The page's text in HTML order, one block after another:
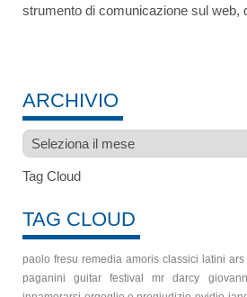
strumento di comunicazione sul web,
ARCHIVIO
Archivio
Tag Cloud
TAG CLOUD
paolo fresu remedia amoris classici latini ars
paganini guitar festival
mr darcy